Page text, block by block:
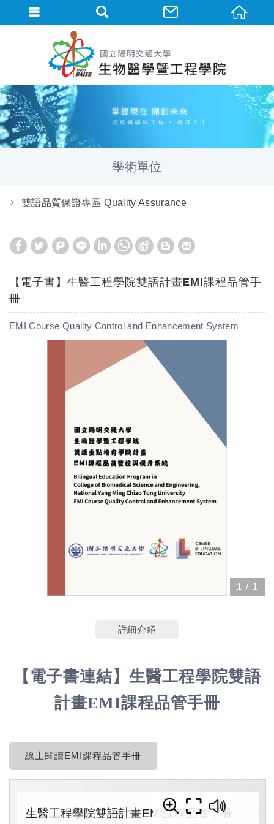
學術單位
雙語品質保證專區 Quality Assurance
【電子書】生醫工程學院雙語計畫EMI課程品管手
冊
EMI Course Quality Control and Enhancement System
1 / 1
詳細介紹
【電子書連結】生醫工程學院雙語
計畫EMI課程品管手冊
線上閱讀EMI課程品管手冊